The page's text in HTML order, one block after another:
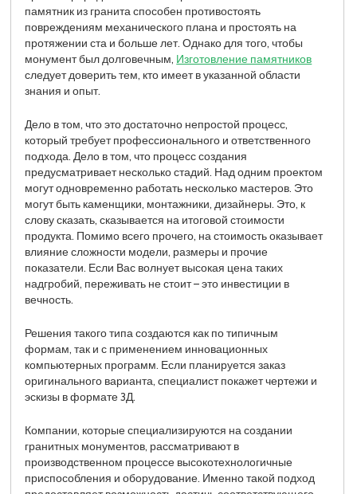
памятник из гранита способен противостоять
повреждениям механического плана и простоять на
протяжении ста и больше лет. Однако для того, чтобы
монумент был долговечным, Изготовление памятников
следует доверить тем, кто имеет в указанной области
знания и опыт.
Дело в том, что это достаточно непростой процесс,
который требует профессионального и ответственного
подхода. Дело в том, что процесс создания
предусматривает несколько стадий. Над одним проектом
могут одновременно работать несколько мастеров. Это
могут быть каменщики, монтажники, дизайнеры. Это, к
слову сказать, сказывается на итоговой стоимости
продукта. Помимо всего прочего, на стоимость оказывает
влияние сложности модели, размеры и прочие
показатели. Если Вас волнует высокая цена таких
надгробий, переживать не стоит – это инвестиции в
вечность.
Решения такого типа создаются как по типичным
формам, так и с применением инновационных
компьютерных программ. Если планируется заказ
оригинального варианта, специалист покажет чертежи и
эскизы в формате 3Д.
Компании, которые специализируются на создании
гранитных монументов, рассматривают в
производственном процессе высокотехнологичные
приспособления и оборудование. Именно такой подход